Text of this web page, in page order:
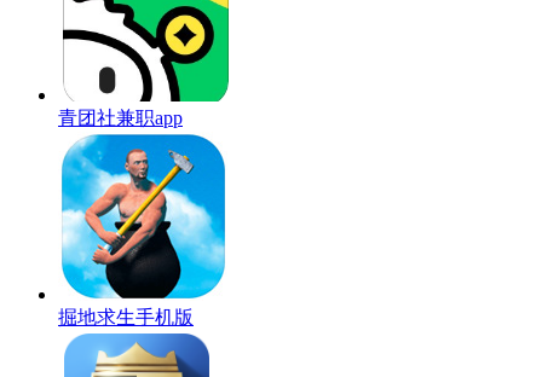
青团社兼职app
掘地求生手机版